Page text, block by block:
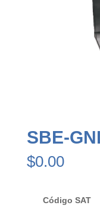
SBE-
$0.00
Código SAT